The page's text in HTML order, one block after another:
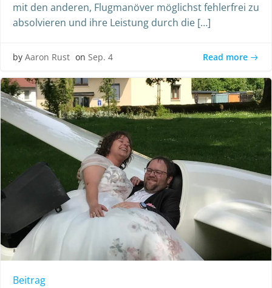
mit den anderen, Flugmanöver möglichst fehlerfrei zu
absolvieren und ihre Leistung durch die […]
by Aaron Rust on Sep. 4 Read more
Beitrag